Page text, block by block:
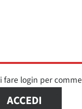
fare login per
ACCEDI